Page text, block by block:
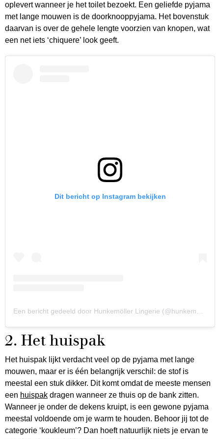
oplevert wanneer je het toilet bezoekt. Een geliefde pyjama
met lange mouwen is de doorknooppyjama. Het bovenstuk
daarvan is over de gehele lengte voorzien van knopen, wat
een net iets ‘chiquere’ look geeft.
Dit bericht op Instagram bekijken
2. Het huispak
Het huispak lijkt verdacht veel op de pyjama met lange
mouwen, maar er is één belangrijk verschil: de stof is
meestal een stuk dikker. Dit komt omdat de meeste mensen
een huispak dragen wanneer ze thuis op de bank zitten.
Wanneer je onder de dekens kruipt, is een gewone pyjama
meestal voldoende om je warm te houden. Behoor jij tot de
categorie ‘koukleum’? Dan hoeft natuurlijk niets je ervan te